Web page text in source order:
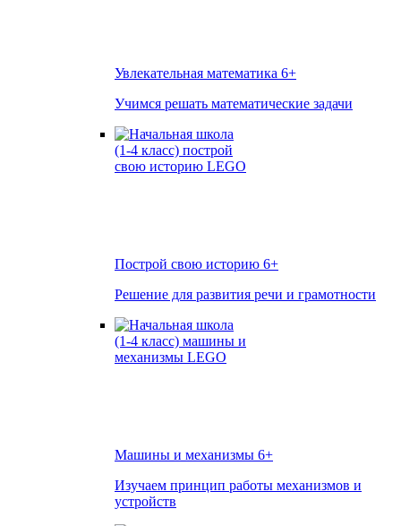
Увлекательная математика 6+
Учимся решать математические задачи
Построй свою историю 6+
Решение для развития речи и грамотности
Машины и механизмы 6+
Изучаем принцип работы механизмов и
устройств